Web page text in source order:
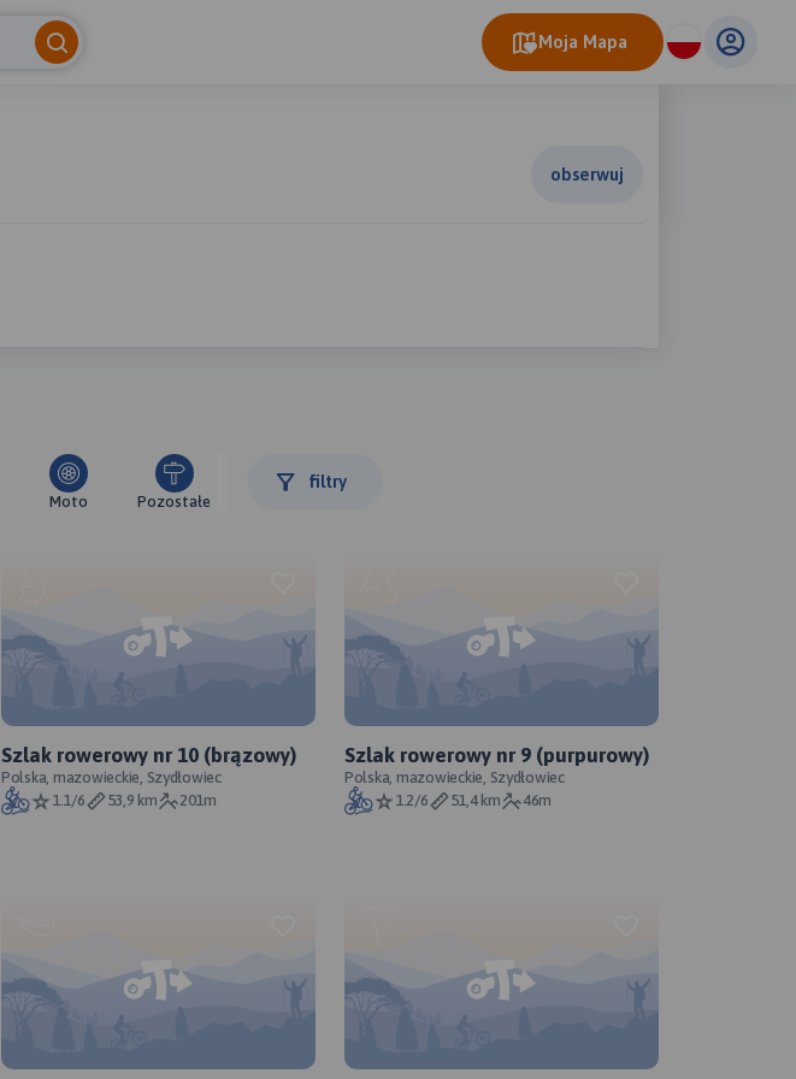
Moja Mapa
obserwuj
Moto Pozostałe
filtry
Szlak rowerowy nr 10 (brązowy)
Polska, mazowieckie, Szydłowiec
1.1/6
53,9 km 201m
Szlak rowerowy nr 9 (purpurowy)
Polska, mazowieckie, Szydłowiec
1.2/6
51,4 km 46m